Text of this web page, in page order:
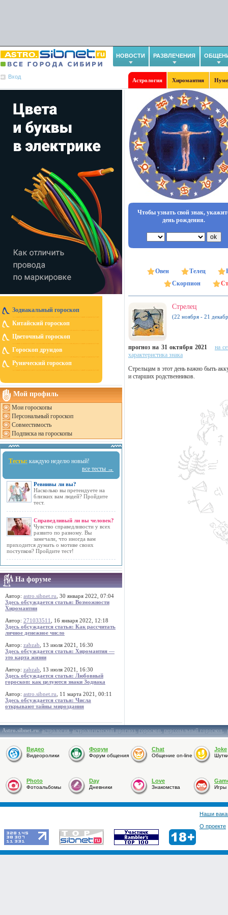
НОВОСТИ РАЗВЛЕЧЕНИЯ
Вход
Астрология Хиромантия
Зодиакальный гороскоп
Китайский гороскоп
Цветочный гороскоп
Гороскоп друидов
Рунический гороскоп
Мой профиль
Мои гороскопы
Персональный гороскоп
Совместимость
Подписка на гороскопы
Тесты: каждую неделю новый!
все тесты →
Ревнивы ли вы?
Насколько вы претендуете на
близких вам людей? Пройдите
тест.
Справедливый ли вы человек?
Чувство справедливости у всех
развито по разному. Вы
замечали, что иногда вам
приходится думать о мотиве своих
поступков? Пройдите тест!
На форуме
Автор: astro.sibnet.ru , 30 января 2022, 07:04
Здесь обсуждается статья: Возможности
Хиромантии
Автор: 271033511
, 16 января 2022, 12:18
Здесь обсуждается статья: Как рассчитать
личное денежное число
Автор: zabzab , 13 июля 2021, 16:30
Здесь обсуждается статья: Хиромантия —
это карта жизни
Автор: zabzab , 13 июля 2021, 16:30
Здесь обсуждается статья: Любовный
гороскоп: как целуются знаки Зодиака
Автор: astro.sibnet.ru , 11 марта 2021, 00:11
Здесь обсуждается статья: Числа
открывают тайны мироздания
Чтобы узнать свой знак,
день рождения.
Овен Телец
Скорпион
Стрелец
(22 ноября - 21
прогноз на 31 октября 2021
на
характеристика знака
Стрельцам в этот день важно быть
и старших родственников.
Astro.sibnet.ru:астрология,астрологический прогноз,гороскоп,персональный гороскоп,
Видео
Видеоролики
Форум
Форум общения
Chat
Общение on-line
Joke
Photo
Фотоальбомы
Day
Дневники
Love
Знакомства Игры
Наши
О проекте